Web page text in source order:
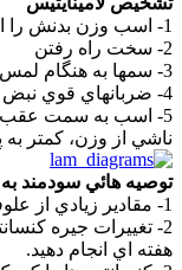
1- اسب وزن بدنش را از سمتي به سمت ديگر منتقل مي کند.
2- سخت راه رفتن
3- سمها به هنگام لمس کردن گرم به نظر مي رسند.
4- ضربانهاي قوي نبض در سرخرگ انگشتي اطراف بخلق.
5- اسب به سمت عقب
ناشي از وزن، کمتر به
توصيه هائي سودمند
1- مقادير زيادي از علوفه خشبي و داراي فيبر بالا به حيوان بخورانيد.
2- تغييرات جيره
هفته اي انجام دهيد.